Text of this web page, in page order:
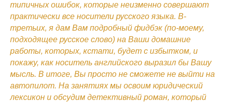
типичных ошибок, которые неизменно совершают
практически все носители русского языка. В-
третьих, я дам Вам подробный фидбэк (по-моему,
подходящее русское слово) на Ваши домашние
работы, которых, кстати, будет с избытком, и
покажу, как носитель английского выразил бы Вашу
мысль. В итоге, Вы просто не сможете не выйти на
автопилот. На занятиях мы освоим юридический
лексикон и обсудим детективный роман, который